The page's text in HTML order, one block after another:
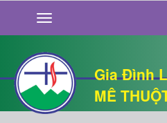
Gia Đình
MÊ
GIỚI THIỆU
TIN TỨC
SỐNG ĐẠO
CHUYỆN NHÀ